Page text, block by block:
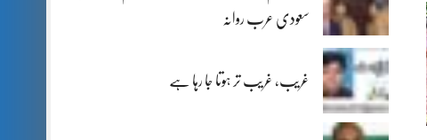
سعودی عرب روانہ
غریب، غریب تر ہوتا جا رہا ہے